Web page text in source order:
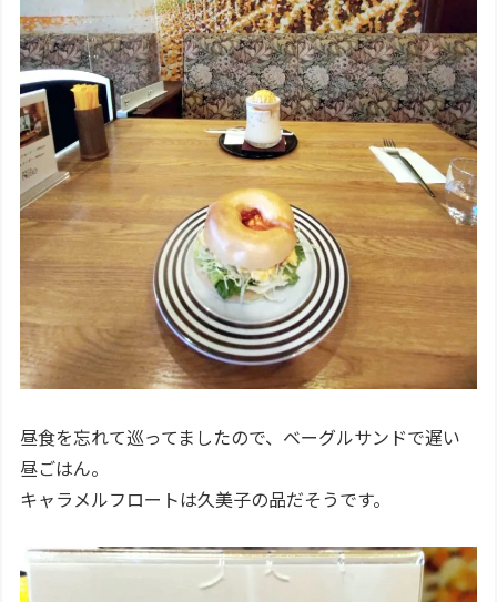
昼食を忘れて巡ってましたので、ベーグルサンドで遅い
昼ごはん。
キャラメルフロートは久美子の品だそうです。